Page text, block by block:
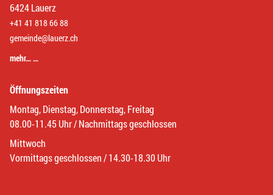
6424 Lauerz
+41 41 818 66 88
gemeinde@lauerz.ch
mehr… …
Öffnungszeiten
Montag, Dienstag, Donnerstag, Freitag
08.00-11.45 Uhr / Nachmittags geschlossen
Mittwoch
Vormittags geschlossen / 14.30-18.30 Uhr